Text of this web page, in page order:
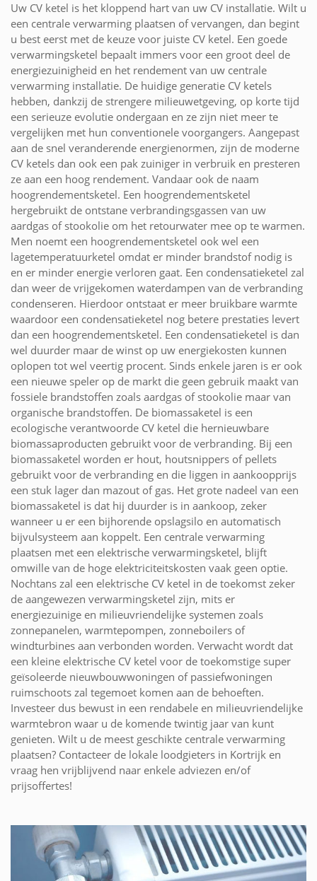
Uw CV ketel is het kloppend hart van uw CV installatie. Wilt u
een centrale verwarming plaatsen of vervangen, dan begint
u best eerst met de keuze voor juiste CV ketel. Een goede
verwarmingsketel bepaalt immers voor een groot deel de
energiezuinigheid en het rendement van uw centrale
verwarming installatie. De huidige generatie CV ketels
hebben, dankzij de strengere milieuwetgeving, op korte tijd
een serieuze evolutie ondergaan en ze zijn niet meer te
vergelijken met hun conventionele voorgangers. Aangepast
aan de snel veranderende energienormen, zijn de moderne
CV ketels dan ook een pak zuiniger in verbruik en presteren
ze aan een hoog rendement. Vandaar ook de naam
hoogrendementsketel. Een hoogrendementsketel
hergebruikt de ontstane verbrandingsgassen van uw
aardgas of stookolie om het retourwater mee op te warmen.
Men noemt een hoogrendementsketel ook wel een
lagetemperatuurketel omdat er minder brandstof nodig is
en er minder energie verloren gaat. Een condensatieketel zal
dan weer de vrijgekomen waterdampen van de verbranding
condenseren. Hierdoor ontstaat er meer bruikbare warmte
waardoor een condensatieketel nog betere prestaties levert
dan een hoogrendementsketel. Een condensatieketel is dan
wel duurder maar de winst op uw energiekosten kunnen
oplopen tot wel veertig procent. Sinds enkele jaren is er ook
een nieuwe speler op de markt die geen gebruik maakt van
fossiele brandstoffen zoals aardgas of stookolie maar van
organische brandstoffen. De biomassaketel is een
ecologische verantwoorde CV ketel die hernieuwbare
biomassaproducten gebruikt voor de verbranding. Bij een
biomassaketel worden er hout, houtsnippers of pellets
gebruikt voor de verbranding en die liggen in aankoopprijs
een stuk lager dan mazout of gas. Het grote nadeel van een
biomassaketel is dat hij duurder is in aankoop, zeker
wanneer u er een bijhorende opslagsilo en automatisch
bijvulsysteem aan koppelt. Een centrale verwarming
plaatsen met een elektrische verwarmingsketel, blijft
omwille van de hoge elektriciteitskosten vaak geen optie.
Nochtans zal een elektrische CV ketel in de toekomst zeker
de aangewezen verwarmingsketel zijn, mits er
energiezuinige en milieuvriendelijke systemen zoals
zonnepanelen, warmtepompen, zonneboilers of
windturbines aan verbonden worden. Verwacht wordt dat
een kleine elektrische CV ketel voor de toekomstige super
geïsoleerde nieuwbouwwoningen of passiefwoningen
ruimschoots zal tegemoet komen aan de behoeften.
Investeer dus bewust in een rendabele en milieuvriendelijke
warmtebron waar u de komende twintig jaar van kunt
genieten. Wilt u de meest geschikte centrale verwarming
plaatsen? Contacteer de lokale loodgieters in Kortrijk en
vraag hen vrijblijvend naar enkele adviezen en/of
prijsoffertes!